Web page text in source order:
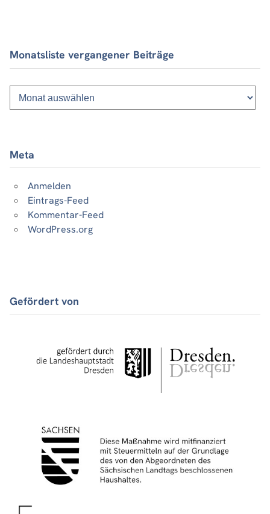
Monatsliste vergangener Beiträge
Monatsliste
vergangener
Beiträge
Meta
Anmelden
Eintrags-Feed
Kommentar-Feed
WordPress.org
Gefördert von